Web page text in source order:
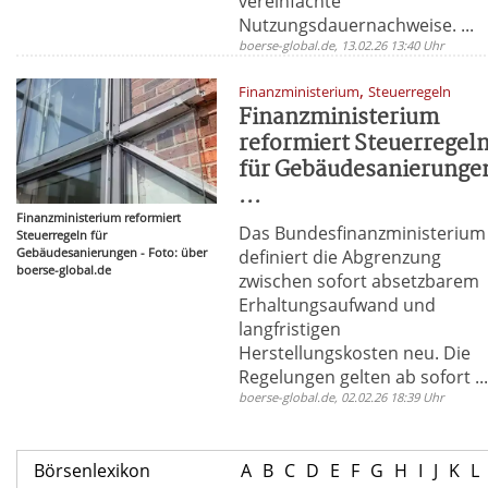
Nutzungsdauernachweise. ...
boerse-global.de, 13.02.26 13:40 Uhr
Finanzministerium reformiert
Steuerregeln für
Gebäudesanierungen - Foto: über
boerse-global.de
Finanzministerium,Steuerregeln
Finanzministerium
reformiert
für
...
Das Bundesfinanzministerium
definiert die Abgrenzung
zwischen sofort absetzbarem
Erhaltungsaufwand und
langfristigen
Herstellungskosten neu. Die
Regelungen gelten ab sofort ...
boerse-global.de, 02.02.26 18:39 Uhr
Börsenlexikon A B C D E F G H I J K L